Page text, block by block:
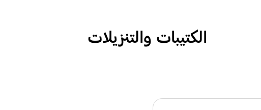
الكتيبات والتنزيلات